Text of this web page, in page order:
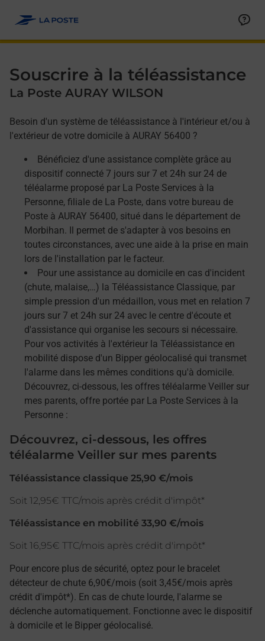
Souscrire à la téléassistance
La Poste AURAY WILSON
Besoin d'un système de téléassistance à l'intérieur et/ou à
l'extérieur de votre domicile à AURAY 56400 ?
Bénéficiez d'une assistance complète grâce au
dispositif connecté 7 jours sur 7 et 24h sur 24 de
téléalarme proposé par La Poste Services à la
Personne, filiale de La Poste, dans votre bureau de
Poste à AURAY 56400, situé dans le département de
Morbihan. Il permet de s'adapter à vos besoins en
toutes circonstances, avec une aide à la prise en main
lors de l'installation par le facteur.
Pour une assistance au domicile en cas d'incident
(chute, malaise,…) la Téléassistance Classique, par
simple pression d'un médaillon, vous met en relation 7
jours sur 7 et 24h sur 24 avec le centre d'écoute et
d'assistance qui organise les secours si nécessaire.
Pour vos activités à l'extérieur la Téléassistance en
mobilité dispose d'un Bipper géolocalisé qui transmet
l'alarme dans les mêmes conditions qu'à domicile.
Découvrez, ci-dessous, les offres téléalarme Veiller sur
mes parents, offre portée par La Poste Services à la
Personne :
Découvrez, ci-dessous, les offres
téléalarme Veiller sur mes parents
Téléassistance classique 25,90 €/mois
Soit 12,95€ TTC/mois après crédit d'impôt*
Téléassistance en mobilité 33,90 €/mois
Soit 16,95€ TTC/mois après crédit d'impôt*
Pour encore plus de sécurité, optez pour le bracelet
détecteur de chute 6,90€/mois (soit 3,45€/mois après
crédit d'impôt*). En cas de chute lourde, l'alarme se
déclenche automatiquement. Fonctionne avec le dispositif
à domicile et le Bipper géolocalisé.